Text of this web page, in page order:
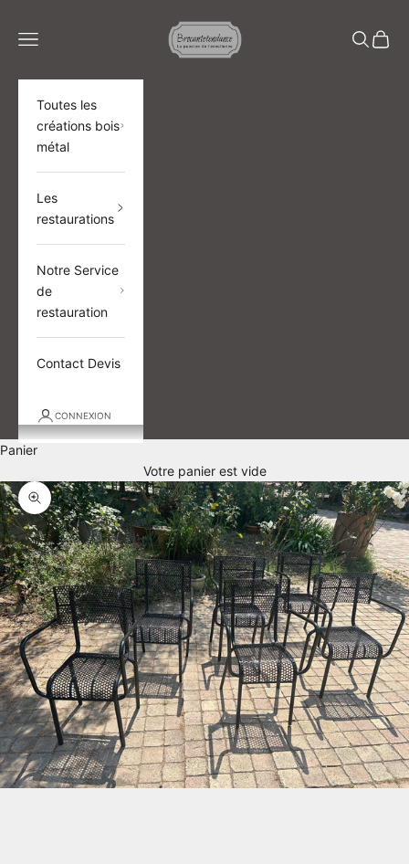
BROCANTETENDANCE
Menu
Panier
Toutes les
créations bois
métal
Les
restaurations
Notre Service
de
restauration
Contact Devis
CONNEXION
Panier
Votre panier est vide
Zoomer sur l'image